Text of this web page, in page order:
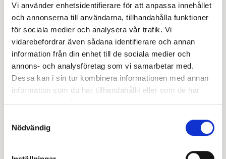
Vi använder enhetsidentifierare för att anpassa innehållet
och annonserna till användarna, tillhandahålla funktioner
för sociala medier och analysera vår trafik. Vi
vidarebefordrar även sådana identifierare och annan
information från din enhet till de sociala medier och
annons- och analysföretag som vi samarbetar med.
Dessa kan i sin tur kombinera informationen med annan
information som du har tillhandahållit eller som de har
samlat in när du har använt deras tjänster.
Nödvändig